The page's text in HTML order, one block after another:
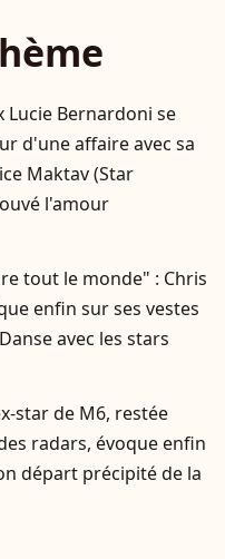
Lucie Bernardoni se
d'une affaire avec sa
Maktav (Star
l'amour
tout le monde" : Chris
enfin sur ses vestes
avec les stars
star de M6, restée
radars, évoque enfin
départ précipité de la